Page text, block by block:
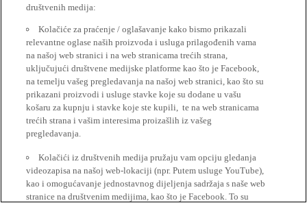
društvenih medija:
Kolačiće za praćenje / oglašavanje kako bismo prikazali
relevantne oglase naših proizvoda i usluga prilagođenih vama
na našoj web stranici i na web stranicama trećih strana,
uključujući društvene medijske platforme kao što je Facebook,
na temelju vašeg pregledavanja na našoj web stranici, kao što su
prikazani proizvodi i usluge stavke koje su dodane u vašu
košaru za kupnju i stavke koje ste kupili, te na web stranicama
trećih strana i vašim interesima proizašlih iz vašeg
pregledavanja.
Kolačići iz društvenih medija pružaju vam opciju gledanja
videozapisa na našoj web-lokaciji (npr. Putem usluge YouTube),
kao i omogućavanje jednostavnog dijeljenja sadržaja s naše web
stranice na društvenim medijima, kao što je Facebook. To su